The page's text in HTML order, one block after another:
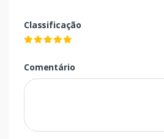
Classificação
Comentário